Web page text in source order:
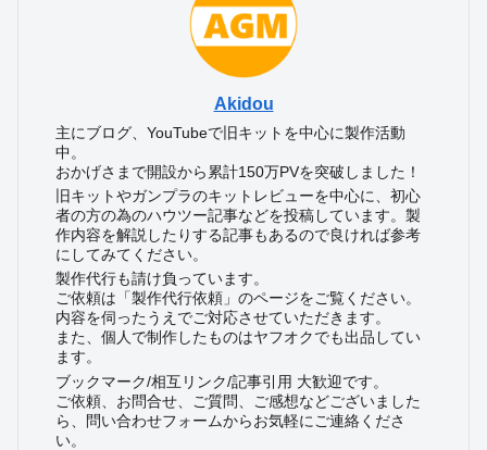
Akidou
主にブログ、YouTubeで旧キットを中心に製作活動
中。
おかげさまで開設から累計150万PVを突破しました！
旧キットやガンプラのキットレビューを中心に、初心
者の方の為のハウツー記事などを投稿しています。製
作内容を解説したりする記事もあるので良ければ参考
にしてみてください。
製作代行も請け負っています。
ご依頼は「製作代行依頼」のページをご覧ください。
内容を伺ったうえでご対応させていただきます。
また、個人で制作したものはヤフオクでも出品してい
ます。
ブックマーク/相互リンク/記事引用 大歓迎です。
ご依頼、お問合せ、ご質問、ご感想などございました
ら、問い合わせフォームからお気軽にご連絡くださ
い。